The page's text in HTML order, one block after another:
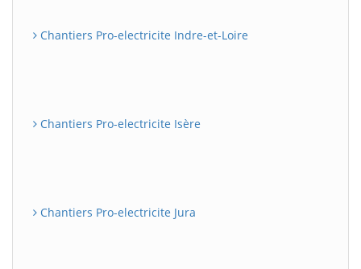
Chantiers Pro-electricite Indre-et-Loire
Chantiers Pro-electricite Isère
Chantiers Pro-electricite Jura